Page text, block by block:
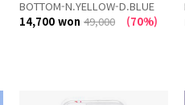
BOTTOM-N.YELLOW-D.BLUE
14,700 won49,000 (70%)